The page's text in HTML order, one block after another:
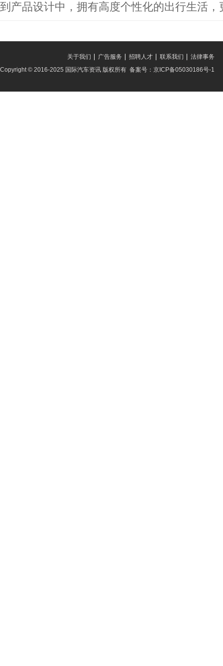
到产品设计中，拥有高度个性化的出行生活
法律事务
联系我们
招聘人才
广告服务
关于我们
Copyright © 2016-2025 国际汽车资讯 版权所有 备案号：京ICP备05030186号-1